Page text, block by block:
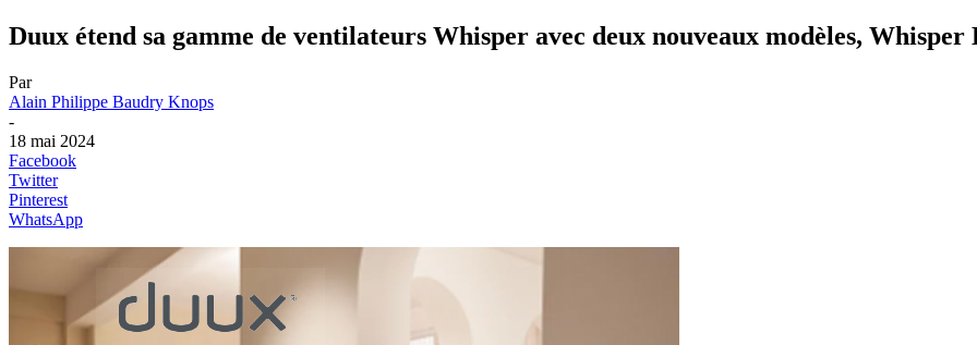
Duux étend sa gamme de ventilateurs Whisper avec deux nouveaux modèles, Whisper
Par
Alain Philippe Baudry Knops
-
18 mai 2024
Facebook
Twitter
Pinterest
WhatsApp